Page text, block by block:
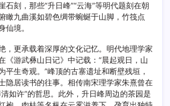
石刻，那些“升日峰”“云海”等明代题刻在朝
瞰九曲溪如碧色绸带蜿蜒于山脚，竹筏点
仙境。
，更承载着深厚的文化记忆。明代地理学家
《游武彝山日记》中记载：“晨起观日，山
平生奇观。”峰顶的古寨遗址和断壁残垣，
隐居读书的往事。相传南宋理学家朱熹曾在
如许”的哲思。此外，升日峰周边的茶园是